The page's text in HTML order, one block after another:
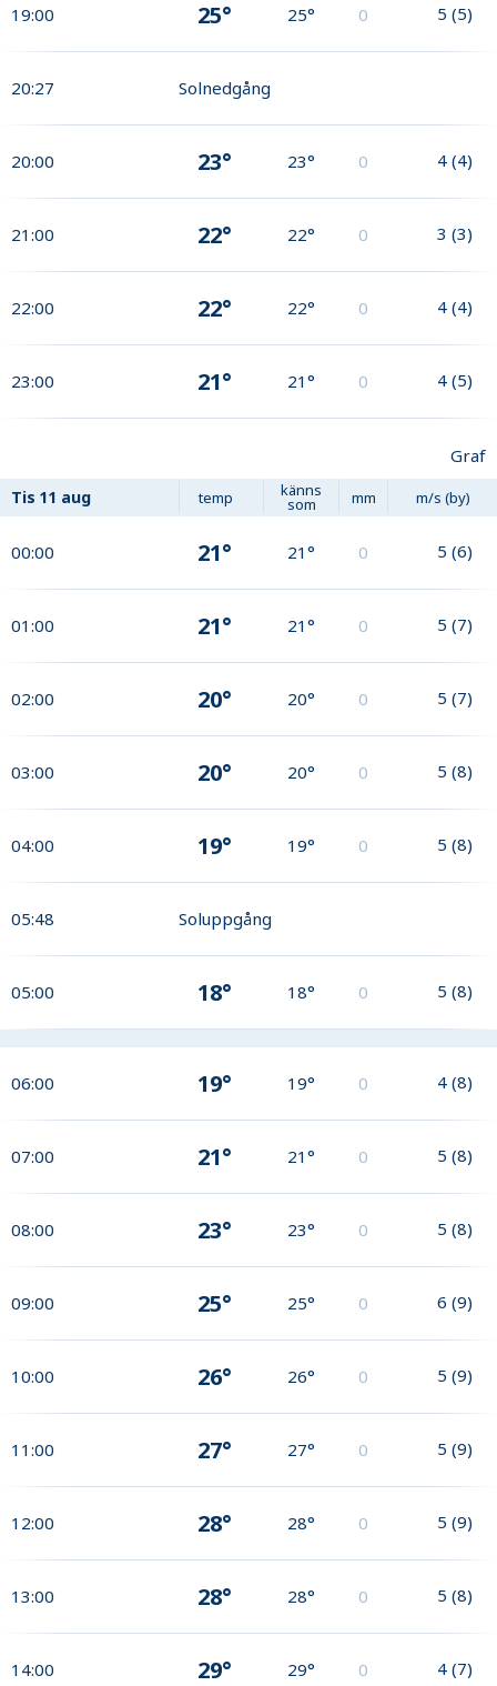
19:00 25° 25° 0 5 (5)
20:27 Solnedgång
20:00 23° 23° 0 4 (4)
21:00 22° 22° 0 3 (3)
22:00 22° 22° 0 4 (4)
23:00 21° 21° 0 4 (5)
Graf
Tis 11 aug temp känns
som mm m/s (by)
00:00 21° 21° 0 5 (6)
01:00 21° 21° 0 5 (7)
02:00 20° 20° 0 5 (7)
03:00 20° 20° 0 5 (8)
04:00 19° 19° 0 5 (8)
05:48 Soluppgång
05:00 18° 18° 0 5 (8)
06:00 19° 19° 0 4 (8)
07:00 21° 21° 0 5 (8)
08:00 23° 23° 0 5 (8)
09:00 25° 25° 0 6 (9)
10:00 26° 26° 0 5 (9)
11:00 27° 27° 0 5 (9)
12:00 28° 28° 0 5 (9)
13:00 28° 28° 0 5 (8)
14:00 29° 29° 0 4 (7)